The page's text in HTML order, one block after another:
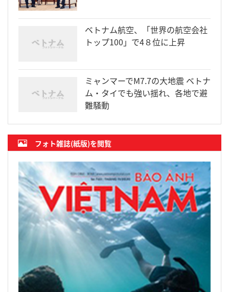
ベトナム航空、「世界の航空会社
トップ100」で4８位に上昇
ミャンマーでM7.7の大地震 ベトナ
ム・タイでも強い揺れ、各地で避
難騒動
フォト雑誌(紙版)を閲覧